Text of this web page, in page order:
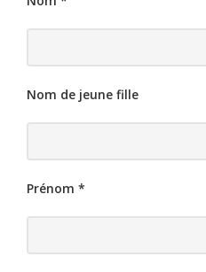
Nom de jeune fille
Prénom *